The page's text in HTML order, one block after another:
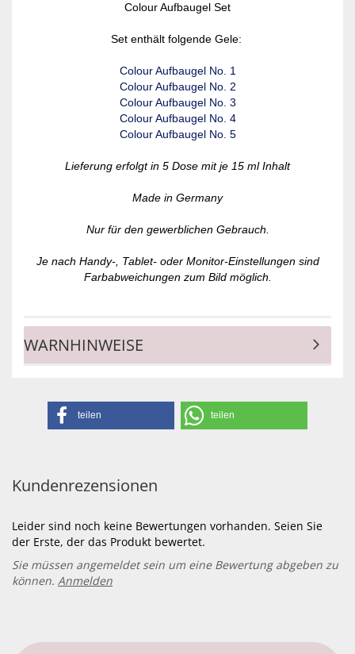
Colour Aufbaugel Set
Set enthält folgende Gele:
Colour Aufbaugel No. 1
Colour Aufbaugel No. 2
Colour Aufbaugel No. 3
Colour Aufbaugel No. 4
Colour Aufbaugel No. 5
Lieferung erfolgt in 5 Dose mit je 15 ml Inhalt
Made in Germany
Nur für den gewerblichen Gebrauch.
Je nach Handy-, Tablet- oder Monitor-Einstellungen sind
Farbabweichungen zum Bild möglich.
WARNHINWEISE
teilen teilen
Kundenrezensionen
Leider sind noch keine Bewertungen vorhanden. Seien Sie
der Erste, der das Produkt bewertet.
Sie müssen angemeldet sein um eine Bewertung abgeben zu
können. Anmelden